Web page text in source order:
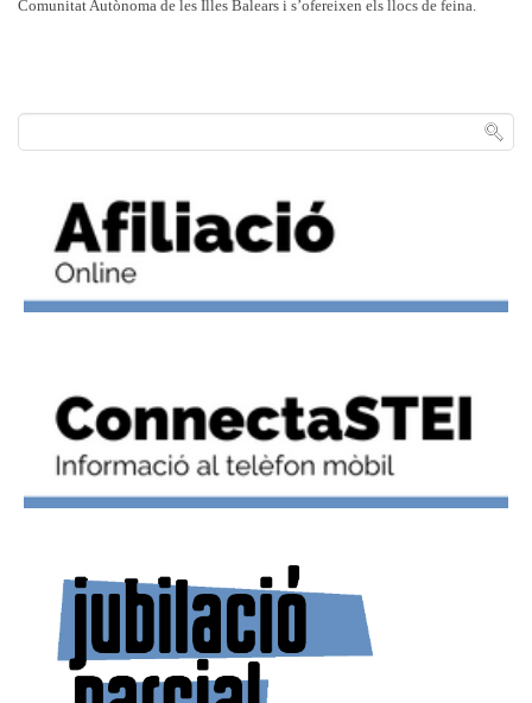
Comunitat Autònoma de les Illes Balears i s’ofereixen els llocs de feina.